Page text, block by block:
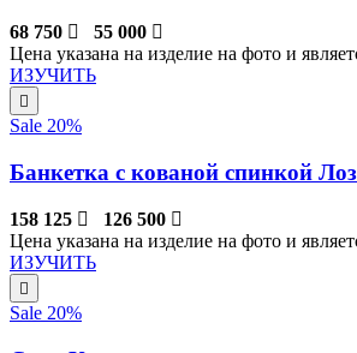
68 750
55 000
Цена указана на изделие на фото и
ИЗУЧИТЬ
Sale 20%
Банкетка с кованой спинкой
158 125
126 500
Цена указана на изделие на фото и
ИЗУЧИТЬ
Sale 20%